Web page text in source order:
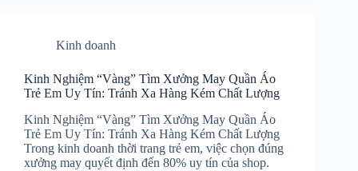
Kinh doanh
Kinh Nghiệm “Vàng” Tìm Xưởng May Quần Áo
Trẻ Em Uy Tín: Tránh Xa Hàng Kém Chất Lượng
Kinh Nghiệm “Vàng” Tìm Xưởng May Quần Áo
Trẻ Em Uy Tín: Tránh Xa Hàng Kém Chất Lượng
Trong kinh doanh thời trang trẻ em, việc chọn đúng
xưởng may quyết định đến 80% uy tín của shop.